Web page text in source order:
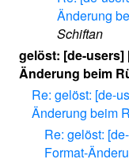
Änderung
Schiftan
gelöst: [de-users]
Änderung beim
Re: gelöst: [de-
Änderung beim
Re: gelöst:
Format-